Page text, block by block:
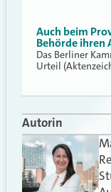
Auch beim
Behörde ihren
Das Berliner
Urteil
Autorin